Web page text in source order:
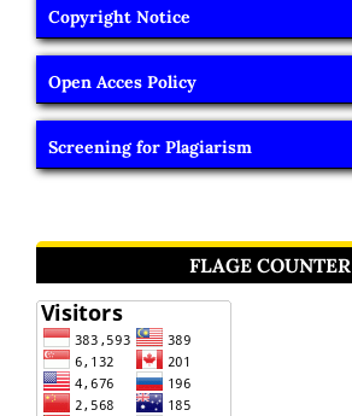
Copyright Notice
Open Acces Policy
Screening for Plagiarism
FLAGE COUNTER